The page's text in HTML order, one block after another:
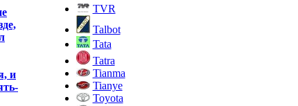
и
TVR
Talbot
Tata
Tatra
Tianma
Tianye
Toyota